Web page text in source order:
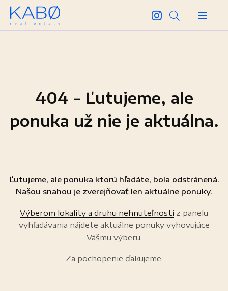
404 - Ľutujeme, ale
ponuka už nie je aktuálna.
Ľutujeme, ale ponuka ktorú hľadáte, bola odstránená.
Našou snahou je zverejňovať len aktuálne ponuky.
Výberom lokality a druhu nehnuteľnosti z panelu
vyhľadávania nájdete aktuálne ponuky vyhovujúce
Vášmu výberu.
Za pochopenie ďakujeme.